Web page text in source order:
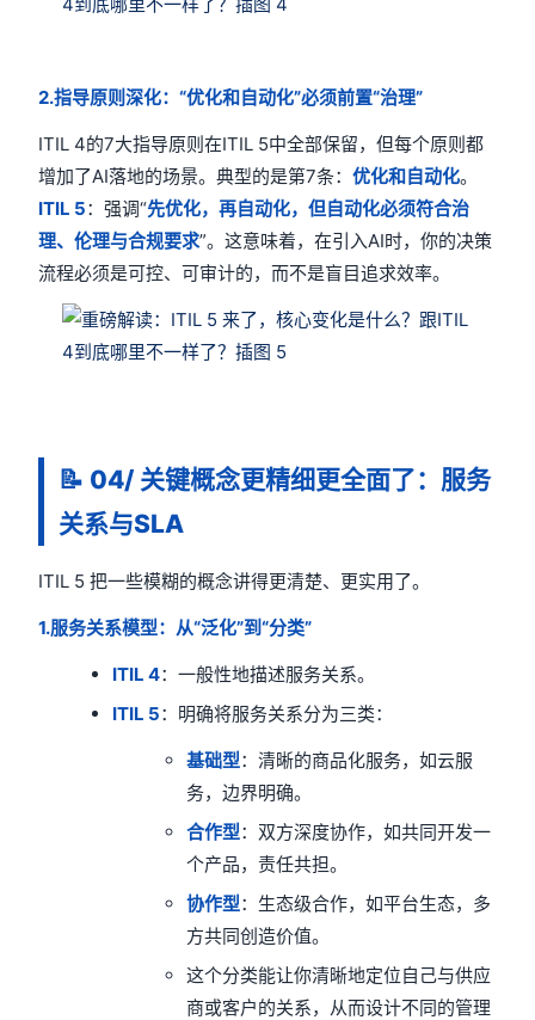
2.指导原则深化：“优化和自动化”必须前置“治理”
ITIL 4的7大指导原则在ITIL 5中全部保留，但每个原则都
增加了AI落地的场景。典型的是第7条：优化和自动化。
ITIL 5：强调“先优化，再自动化，但自动化必须符合治
理、伦理与合规要求”。这意味着，在引入AI时，你的决策
流程必须是可控、可审计的，而不是盲目追求效率。
📝 04/ 关键概念更精细更全面了：服务
关系与SLA
ITIL 5 把一些模糊的概念讲得更清楚、更实用了。
1.服务关系模型：从“泛化”到“分类”
ITIL 4：一般性地描述服务关系。
ITIL 5：明确将服务关系分为三类：
基础型：清晰的商品化服务，如云服
务，边界明确。
合作型：双方深度协作，如共同开发一
个产品，责任共担。
协作型：生态级合作，如平台生态，多
方共同创造价值。
这个分类能让你清晰地定位自己与供应
商或客户的关系，从而设计不同的管理